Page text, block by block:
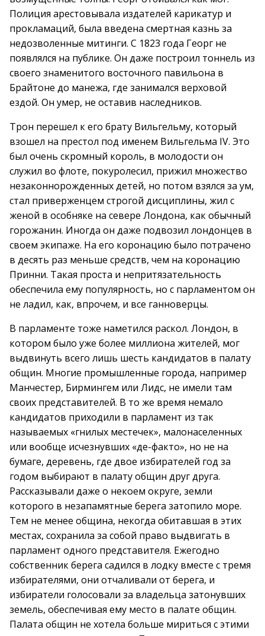
Полиция арестовывала издателей карикатур и
прокламаций, была введена смертная казнь за
недозволенные митинги. С 1823 года Георг не
появлялся на публике. Он даже построил тоннель из
своего знаменитого восточного павильона в
Брайтоне до манежа, где занимался верховой
ездой. Он умер, не оставив наследников.
Трон перешел к его брату Вильгельму, который
взошел на престол под именем Вильгельма IV. Это
был очень скромный король, в молодости он
служил во флоте, покуролесил, прижил множество
незаконнорожденных детей, но потом взялся за ум,
стал приверженцем строгой дисциплины, жил с
женой в особняке на севере Лондона, как обычный
горожанин. Иногда он даже подвозил лондонцев в
своем экипаже. На его коронацию было потрачено
в десять раз меньше средств, чем на коронацию
Принни. Такая проста и непритязательность
обеспечила ему популярность, но с парламентом он
не ладил, как, впрочем, и все ганноверцы.
В парламенте тоже наметился раскол. Лондон, в
котором было уже более миллиона жителей, мог
выдвинуть всего лишь шесть кандидатов в палату
общин. Многие промышленные города, например
Манчестер, Бирмингем или Лидс, не имели там
своих представителей. В то же время немало
кандидатов приходили в парламент из так
называемых «гнилых местечек», малонаселенных
или вообще исчезнувших «де-факто», но не на
бумаге, деревень, где двое избирателей год за
годом выбирают в палату общин друг друга.
Рассказывали даже о некоем округе, земли
которого в незапамятные берега затопило море.
Тем не менее община, некогда обитавшая в этих
местах, сохранила за собой право выдвигать в
парламент одного представителя. Ежегодно
собственник берега садился в лодку вместе с тремя
избирателями, они отчаливали от берега, и
избиратели голосовали за владельца затонувших
земель, обеспечивая ему место в палате общин.
Палата общин не хотела больше мириться с этими